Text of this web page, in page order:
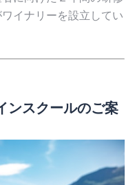
イナリーを設立してい
ンスクールのご案